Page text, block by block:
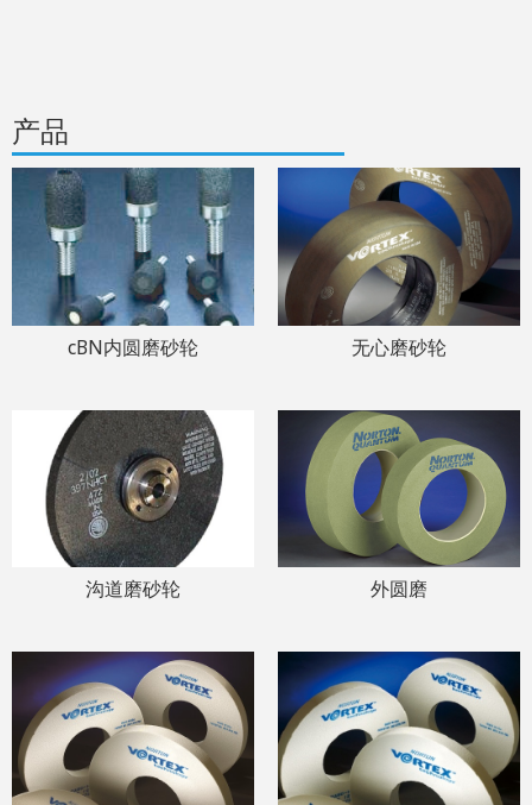
产品
cBN内圆磨砂轮 无心磨砂轮
沟道磨砂轮 外圆磨